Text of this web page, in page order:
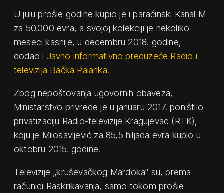
U julu prošle godine kupio je i paraćinski Kanal M
za 50.000 evra, a svojoj kolekciji je nekoliko
meseci kasnije, u decembru 2018. godine,
dodao i Javno informativno preduzeće Radio i
televizija Bačka Palanka.
Zbog nepoštovanja ugovornih obaveza,
Ministarstvo privrede je u januaru 2017. poništilo
privatizaciju Radio-televizije Kragujevac (RTK),
koju je Milosavljević za 85,5 hiljada evra kupio u
oktobru 2015. godine.
Televizije „kruševačkog Mardoka“ su, prema
računici Raskrikavanja, samo tokom prošle